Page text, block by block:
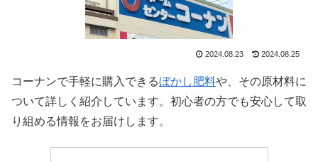
2024.08.23 2024.08.25
コーナンで手軽に購入できるぼかし肥料や、その原材料に
ついて詳しく紹介しています。初心者の方でも安心して取
り組める情報をお届けします。